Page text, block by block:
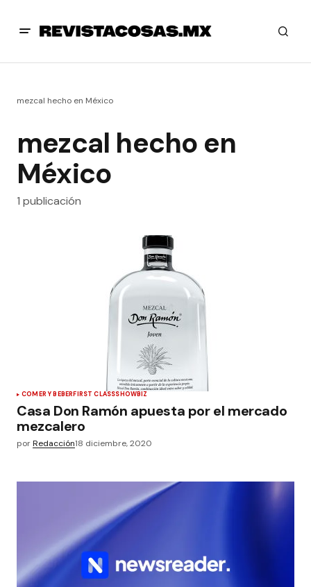
mezcal hecho en México
mezcal hecho en
México
1 publicación
COMER Y BEBERFIRST CLASSSHOWBIZ
Casa Don Ramón apuesta por el mercado
mezcalero
porRedacción18 diciembre, 2020